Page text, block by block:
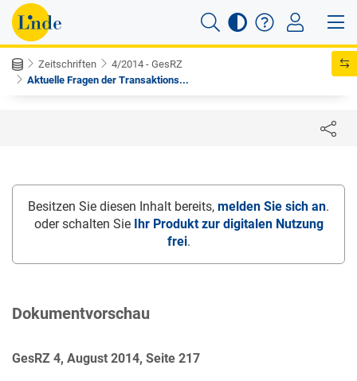
Zeitschriften
4/2014 - GesRZ
Aktuelle Fragen der Transaktions...
Besitzen Sie diesen Inhalt bereits, melden Sie sich an.
oder schalten Sie Ihr Produkt zur digitalen Nutzung
frei.
Dokumentvorschau
GesRZ 4, August 2014, Seite 217